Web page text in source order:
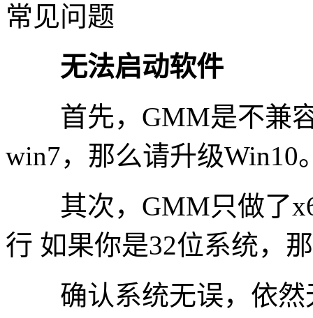
常见问题
无法启动软件​
首先，GMM是不兼容
win7，那么请升级Win10
其次，GMM只做了
行 如果你是32位系统，
确认系统无误，依然